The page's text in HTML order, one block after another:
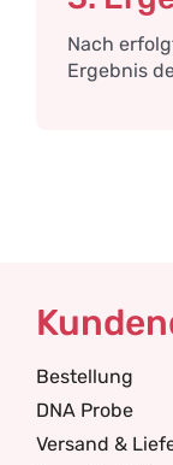
Nach
Ergebnis
Bestellung
DNA Probe
Versand &